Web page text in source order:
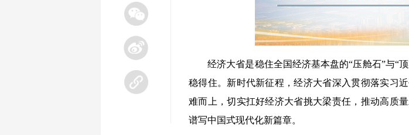
经济大省是稳住全国经济基本盘的“压舱石”与“顶
稳得住。新时代新征程，经济大省深入贯彻落实习
难而上，切实扛好经济大省挑大梁责任，推动高质
谱写中国式现代化新篇章。